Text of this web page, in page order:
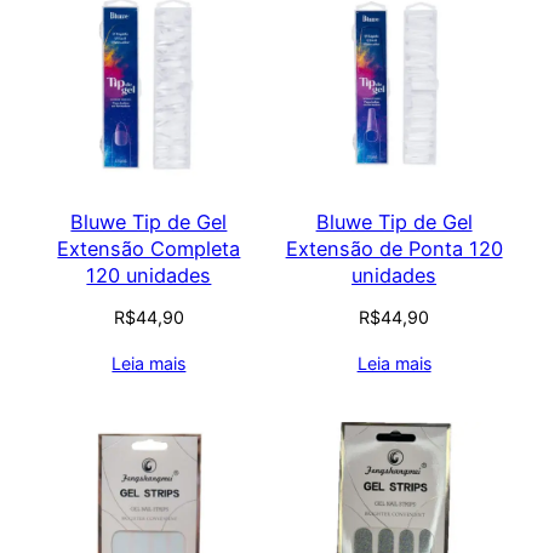
Bluwe Tip de Gel
Extensão Completa
120 unidades
R$44,90
Leia mais
Bluwe Tip de Gel
Extensão de Ponta 120
unidades
R$44,90
Leia mais